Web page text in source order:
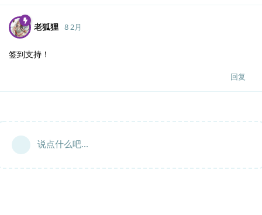
老狐狸 8 2月
签到支持！
回复
说点什么吧...